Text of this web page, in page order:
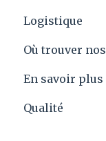
Quartier
Logistique
Où trouver
En savoir
Qualité